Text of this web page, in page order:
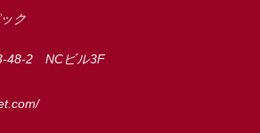
48-2 NCビル3F